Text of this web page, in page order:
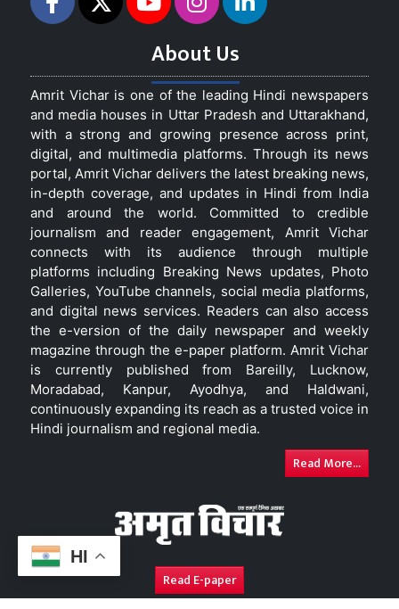
HI
About Us
Amrit Vichar is one of the leading Hindi newspapers
and media houses in Uttar Pradesh and Uttarakhand,
with a strong and growing presence across print,
digital, and multimedia platforms. Through its news
portal, Amrit Vichar delivers the latest breaking news,
in-depth coverage, and updates in Hindi from India
and around the world. Committed to credible
journalism and reader engagement, Amrit Vichar
connects with its audience through multiple
platforms including Breaking News updates, Photo
Galleries, YouTube channels, social media platforms,
and digital news services. Readers can also access
the e-version of the daily newspaper and weekly
magazine through the e-paper platform. Amrit Vichar
is currently published from Bareilly, Lucknow,
Moradabad, Kanpur, Ayodhya, and Haldwani,
continuously expanding its reach as a trusted voice in
Hindi journalism and regional media.
Read More...
Read E-paper